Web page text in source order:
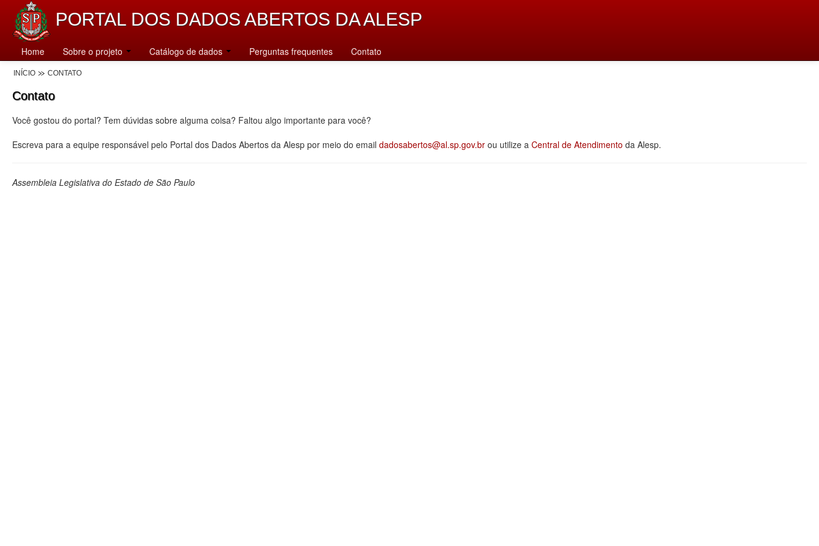
PORTAL DOS DADOS ABERTOS DA ALESP
Home Sobre o projeto Catálogo de dados Perguntas frequentes Contato
INÍCIO CONTATO
Contato
Você gostou do portal? Tem dúvidas sobre alguma coisa? Faltou algo importante para você?
Escreva para a equipe responsável pelo Portal dos Dados Abertos da Alesp por meio do email dadosabertos@al.sp.gov.br ou utilize a Central de Atendimento da Alesp.
Assembleia Legislativa do Estado de São Paulo